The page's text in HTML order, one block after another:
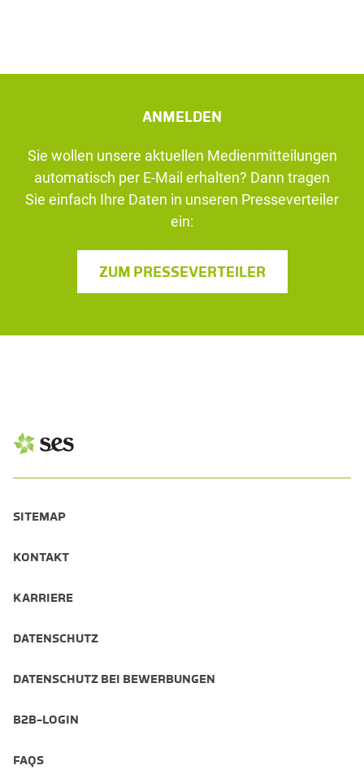
ANMELDEN
Sie wollen unsere aktuellen Medienmitteilungen
automatisch per E-Mail erhalten? Dann tragen
Sie einfach Ihre Daten in unseren Presseverteiler
ein:
ZUM PRESSEVERTEILER
SITEMAP
KONTAKT
KARRIERE
DATENSCHUTZ
DATENSCHUTZ BEI BEWERBUNGEN
B2B-LOGIN
FAQS